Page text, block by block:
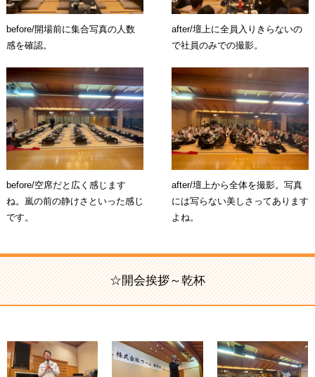
before/開場前に集合写真の人数
感を確認。
after/壇上に全員入りきらないの
で社員のみでの撮影。
before/空席だと広く感じます
ね。嵐の前の静けさといった感じ
です。
after/壇上から全体を撮影。写真
には写らない美しさってあります
よね。
☆開会挨拶～乾杯